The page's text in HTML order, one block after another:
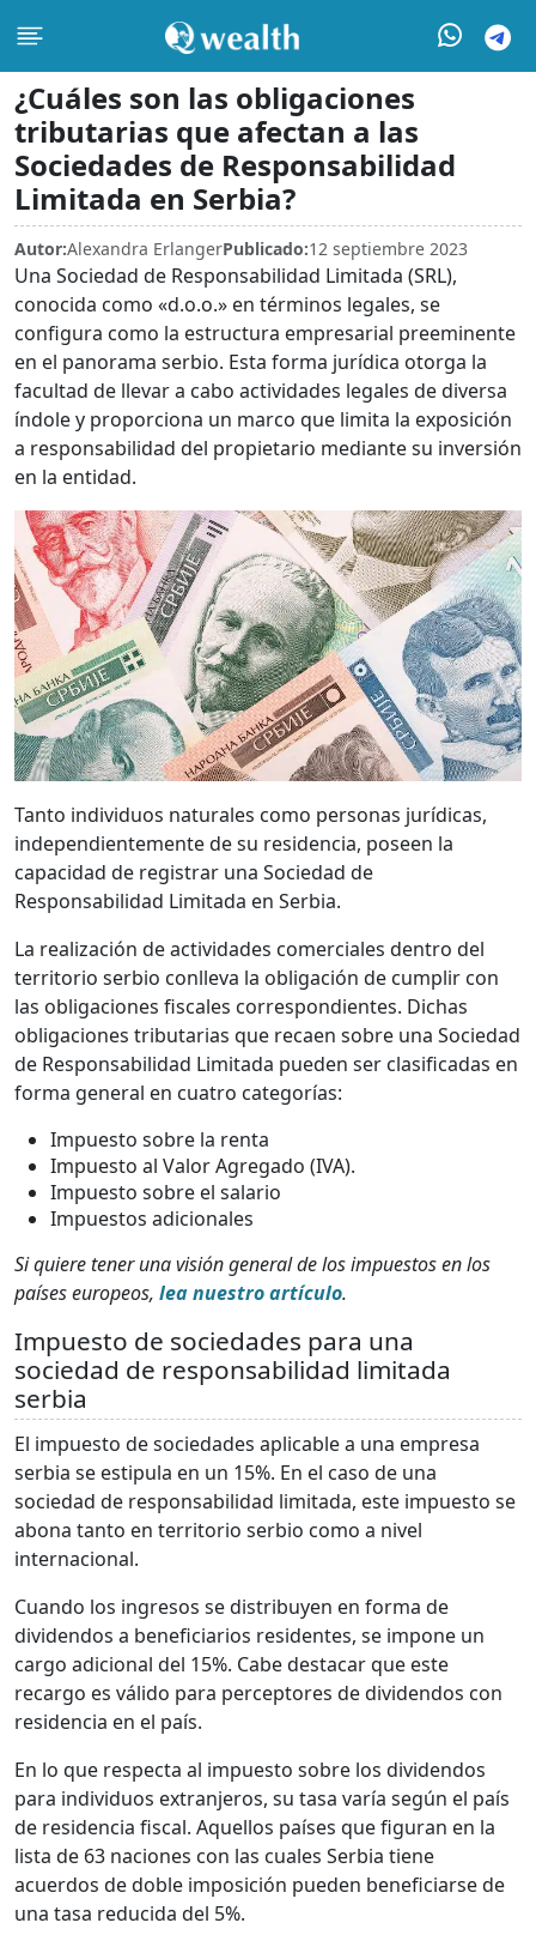
¿Cuáles son las obligaciones
tributarias que afectan a las
Sociedades de Responsabilidad
Limitada en Serbia?
Autor:Alexandra ErlangerPublicado:12 septiembre 2023
Una Sociedad de Responsabilidad Limitada (SRL),
conocida como «d.o.o.» en términos legales, se
configura como la estructura empresarial preeminente
en el panorama serbio. Esta forma jurídica otorga la
facultad de llevar a cabo actividades legales de diversa
índole y proporciona un marco que limita la exposición
a responsabilidad del propietario mediante su inversión
en la entidad.
Tanto individuos naturales como personas jurídicas,
independientemente de su residencia, poseen la
capacidad de registrar una Sociedad de
Responsabilidad Limitada en Serbia.
La realización de actividades comerciales dentro del
territorio serbio conlleva la obligación de cumplir con
las obligaciones fiscales correspondientes. Dichas
obligaciones tributarias que recaen sobre una Sociedad
de Responsabilidad Limitada pueden ser clasificadas en
forma general en cuatro categorías:
Impuesto sobre la renta
Impuesto al Valor Agregado (IVA).
Impuesto sobre el salario
Impuestos adicionales
Si quiere tener una visión general de los impuestos en los
países europeos, lea nuestro artículo.
Impuesto de sociedades para una
sociedad de responsabilidad limitada
serbia
El impuesto de sociedades aplicable a una empresa
serbia se estipula en un 15%. En el caso de una
sociedad de responsabilidad limitada, este impuesto se
abona tanto en territorio serbio como a nivel
internacional.
Cuando los ingresos se distribuyen en forma de
dividendos a beneficiarios residentes, se impone un
cargo adicional del 15%. Cabe destacar que este
recargo es válido para perceptores de dividendos con
residencia en el país.
En lo que respecta al impuesto sobre los dividendos
para individuos extranjeros, su tasa varía según el país
de residencia fiscal. Aquellos países que figuran en la
lista de 63 naciones con las cuales Serbia tiene
acuerdos de doble imposición pueden beneficiarse de
una tasa reducida del 5%.